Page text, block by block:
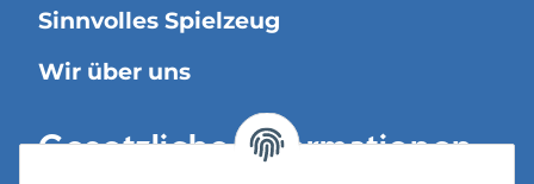
Sinnvolles Spielzeug
Wir über uns
Gesetzliche Informationen